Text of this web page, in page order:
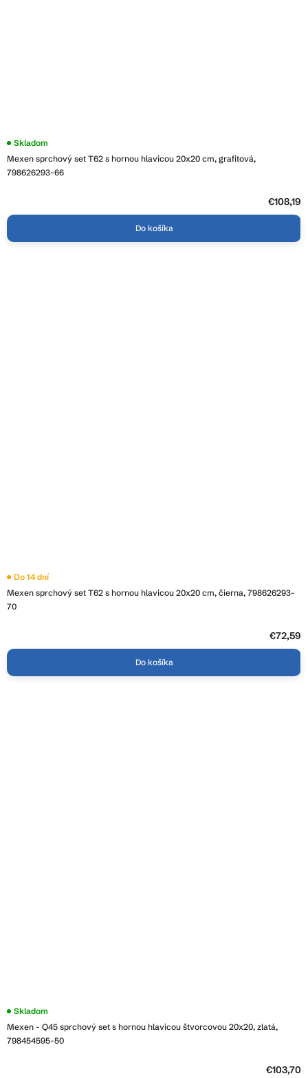
Mexen sprchový set T62 s hornou hlavicou 20x20 cm, grafitová,
798626293-66
Skladom
€108,19
Do košíka
Mexen sprchový set T62 s hornou hlavicou 20x20 cm, čierna, 798626293-
70
Do 14 dní
€72,59
Do košíka
Mexen - Q45 sprchový set s hornou hlavicou štvorcovou 20x20, zlatá,
798454595-50
Skladom
€103,70